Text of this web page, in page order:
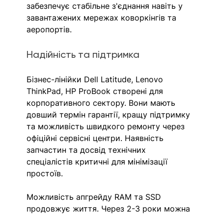
забезпечує стабільне з'єднання навіть у
завантажених мережах коворкінгів та
аеропортів.
Надійність та підтримка
Бізнес-лінійки Dell Latitude, Lenovo
ThinkPad, HP ProBook створені для
корпоративного сектору. Вони мають
довший термін гарантії, кращу підтримку
та можливість швидкого ремонту через
офіційні сервісні центри. Наявність
запчастин та досвід технічних
спеціалістів критичні для мінімізації
простоїв.
Можливість апгрейду RAM та SSD
продовжує життя. Через 2-3 роки можна